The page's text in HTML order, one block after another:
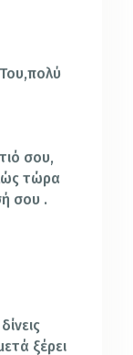
σου,
τώρα
σου .
ξέρει